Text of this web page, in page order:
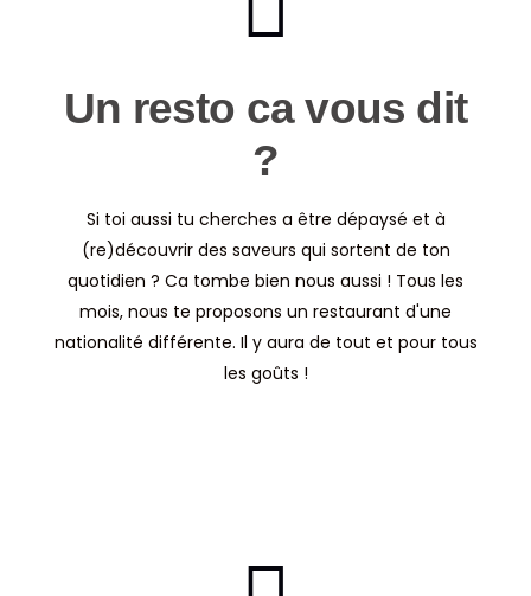
Un resto ca vous dit
?
Si toi aussi tu cherches a être dépaysé et à
(re)découvrir des saveurs qui sortent de ton
quotidien ? Ca tombe bien nous aussi ! Tous les
mois, nous te proposons un restaurant d'une
nationalité différente. Il y aura de tout et pour tous
les goûts !